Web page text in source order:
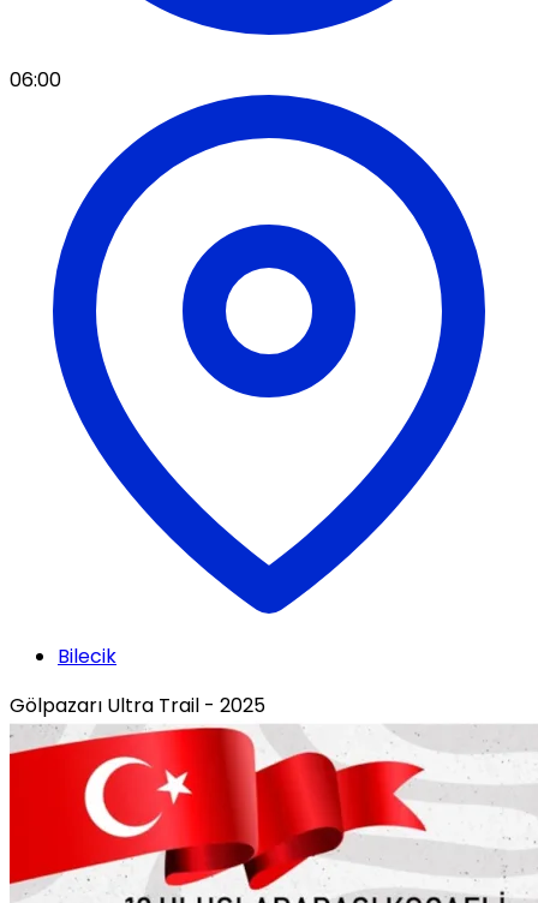
06:00
Bilecik
Gölpazarı Ultra Trail - 2025